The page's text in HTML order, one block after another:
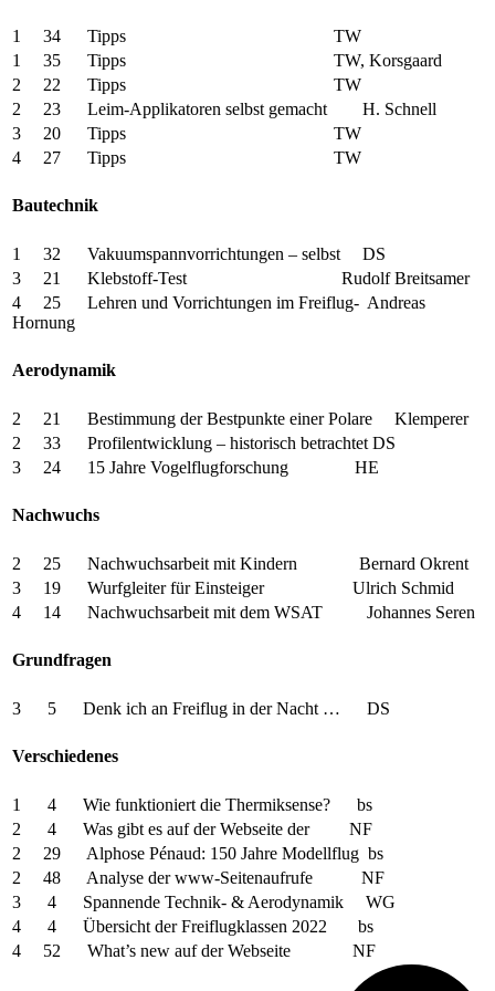
1 34 Tipps TW
1 35 Tipps TW, Korsgaard
2 22 Tipps TW
2 23 Leim-Applikatoren selbst gemacht H. Schnell
3 20 Tipps TW
4 27 Tipps TW
Bautechnik
1 32 Vakuumspannvorrichtungen – selbst DS
3 21 Klebstoff-Test Rudolf Breitsamer
4 25 Lehren und Vorrichtungen im Freiflug- Andreas
Hornung
Aerodynamik
2 21 Bestimmung der Bestpunkte einer Polare Klemperer
2 33 Profilentwicklung – historisch betrachtet DS
3 24 15 Jahre Vogelflugforschung HE
Nachwuchs
2 25 Nachwuchsarbeit mit Kindern Bernard Okrent
3 19 Wurfgleiter für Einsteiger Ulrich Schmid
4 14 Nachwuchsarbeit mit dem WSAT Johannes Seren
Grundfragen
3 5 Denk ich an Freiflug in der Nacht … DS
Verschiedenes
1 4 Wie funktioniert die Thermiksense? bs
2 4 Was gibt es auf der Webseite der NF
2 29 Alphose Pénaud: 150 Jahre Modellflug bs
2 48 Analyse der www-Seitenaufrufe NF
3 4 Spannende Technik- & Aerodynamik WG
4 4 Übersicht der Freiflugklassen 2022 bs
4 52 What’s new auf der Webseite NF